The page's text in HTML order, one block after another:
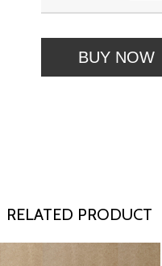
BUY NOW
RELATED PRODUCT